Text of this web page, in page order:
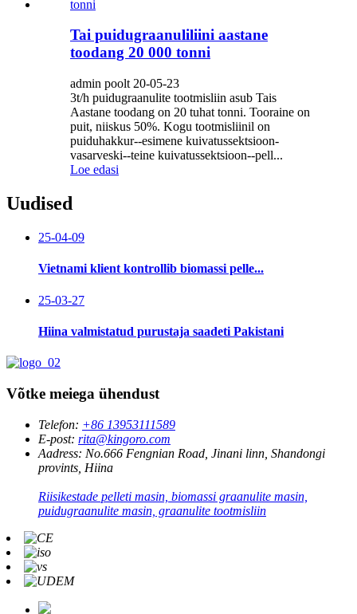
Tai puidugraanuliliini aastane
toodang 20 000 tonni
admin poolt 20-05-23
3t/h puidugraanulite tootmisliin asub Tais
Aastane toodang on 20 tuhat tonni. Tooraine on
puit, niiskus 50%. Kogu tootmisliinil on
puiduhakkur--esimene kuivatussektsioon-
vasarveski--teine ​​kuivatussektsioon--pell...
Loe edasi
Uudised
25-04-09
Vietnami klient kontrollib biomassi pelle...
25-03-27
Hiina valmistatud purustaja saadeti Pakistani
Võtke meiega ühendust
Telefon: +86 13953111589
E-post: rita@kingoro.com
Aadress: No.666 Fengnian Road, Jinani linn, Shandongi
provints, Hiina
Riisikestade pelleti masin, biomassi graanulite masin,
puidugraanulite masin, graanulite tootmisliin